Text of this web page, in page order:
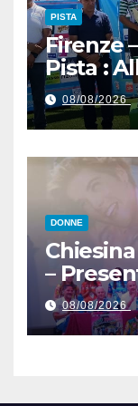
PISTA
Firenze
Pista :
Maglia
“Donne
08/08/2026
DONNE
–
del Giro
27 al 30
08/08/2026